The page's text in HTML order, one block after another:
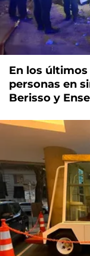
En los
personas en
Berisso y